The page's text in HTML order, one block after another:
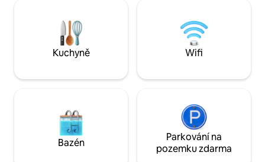
hledají odpočinek a relaxaci, skvělé pro
odpočinek a relaxaci.
nádhernou
Blankensee/
vlakové nádraží.
Kuchyně Wifi
Bazén
Parkování na
pozemku zdarma